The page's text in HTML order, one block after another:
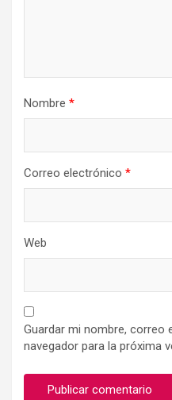
Nombre *
Correo electrónico *
Web
Guardar mi nombre, correo
navegador para la próxima